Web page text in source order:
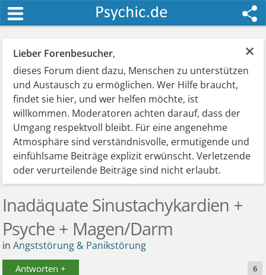
×
Lieber Forenbesucher,
dieses Forum dient dazu, Menschen zu unterstützen
und Austausch zu ermöglichen. Wer Hilfe braucht,
findet sie hier, und wer helfen möchte, ist
willkommen. Moderatoren achten darauf, dass der
Umgang respektvoll bleibt. Für eine angenehme
Atmosphäre sind verständnisvolle, ermutigende und
einfühlsame Beiträge explizit erwünscht. Verletzende
oder verurteilende Beiträge sind nicht erlaubt.
Inadäquate Sinustachykardien +
Psyche + Magen/Darm
inAngststörung & Panikstörung
Antworten + 6